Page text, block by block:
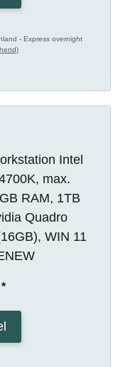
- Express overnight
Intel
max.
RAM, 1TB
Quadro
WIN 11
*